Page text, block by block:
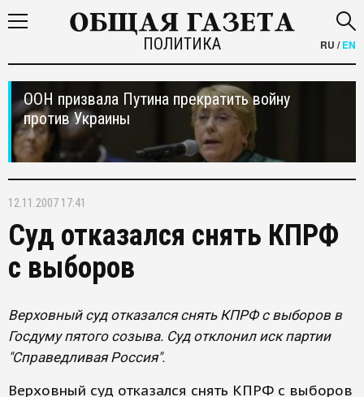
ПОЛИТИКА RU /EN
ООН призвала Путина прекратить войну
против Украины
12.11.2007 17:41
Суд отказался снять КПРФ
с выборов
Верховный суд отказался снять КПРФ с выборов в
Госдуму пятого созыва. Суд отклонил иск партии
"Справедливая Россия".
Верховный суд отказался снять КПРФ с выборов